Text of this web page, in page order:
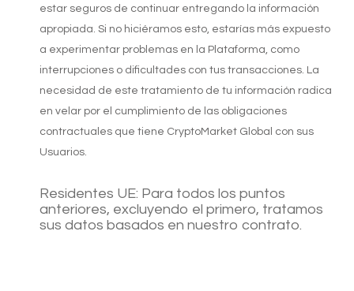
estar seguros de continuar entregando la información
apropiada. Si no hiciéramos esto, estarías más expuesto
a experimentar problemas en la Plataforma, como
interrupciones o dificultades con tus transacciones. La
necesidad de este tratamiento de tu información radica
en velar por el cumplimiento de las obligaciones
contractuales que tiene CryptoMarket Global con sus
Usuarios.
Residentes UE: Para todos los puntos
anteriores, excluyendo el primero, tratamos
sus datos basados en nuestro contrato.